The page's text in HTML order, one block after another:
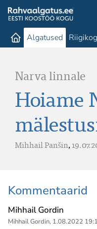
Algatused
Narva linnale
Hoiame
Mihhail Panšin,
Kommentaarid
Mihhail Gordin
Mihhail Gordin, 1.08.2022